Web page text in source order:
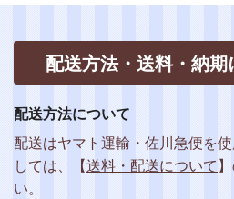
配送方法・送料・納期
配送方法について
配送はヤマト運輸・佐川急便を
しては、【送料・配送について
い。